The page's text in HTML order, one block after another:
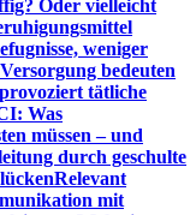
Oder vielleicht
weniger
bedeuten
tätliche
Was
müssen – und
durch geschulte
Relevant
mit